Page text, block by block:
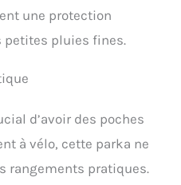
une protection
petites pluies fines.
d’avoir des poches
à vélo, cette parka ne
rangements pratiques.